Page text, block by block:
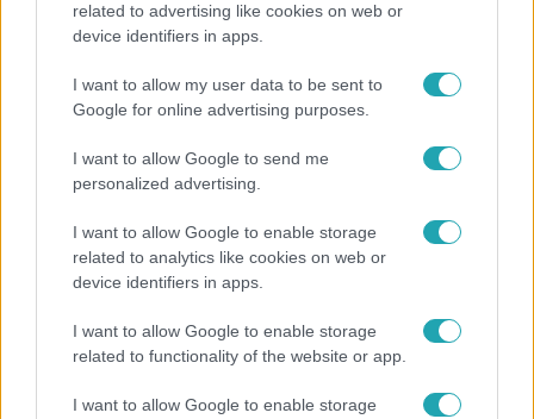
related to advertising like cookies on web or
device identifiers in apps.
I want to allow my user data to be sent to
Google for online advertising purposes.
I want to allow Google to send me
personalized advertising.
I want to allow Google to enable storage
related to analytics like cookies on web or
device identifiers in apps.
I want to allow Google to enable storage
related to functionality of the website or app.
I want to allow Google to enable storage
2023. május 5. 11:08
Felháborodott az a két nő, akinek a reptéren a
többi utas előtt kellett lecserélnie túl kihívó
Ráadásul a csereruhadarab még többet engedett látni.